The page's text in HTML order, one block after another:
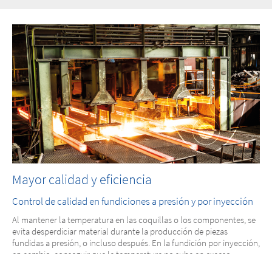
Mayor calidad y eficiencia
Control de calidad en fundiciones a presión y por inyección
Al mantener la temperatura en las coquillas o los componentes, se
evita desperdiciar material durante la producción de piezas
fundidas a presión, o incluso después. En la fundición por inyección,